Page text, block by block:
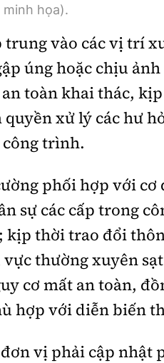
họa).
vào các vị trí
úng hoặc chịu
toàn khai thác,
xử lý các hư
trình.
phối hợp với cơ
sự các cấp trong
kịp thời trao đổi
thường xuyên
cơ mất an toàn,
hợp với diễn biến
vị phải cập nhật